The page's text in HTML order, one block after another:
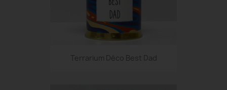
Terrarium Déco Best Dad